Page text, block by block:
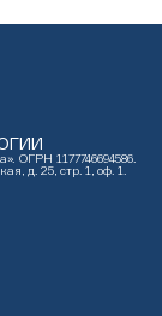
ОГРН 1177746694586.
д. 25, стр. 1, оф. 1.